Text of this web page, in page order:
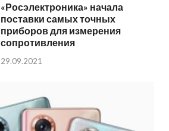
«Росэлектроника» начала
поставки самых точных
приборов для измерения
сопротивления
29.09.2021